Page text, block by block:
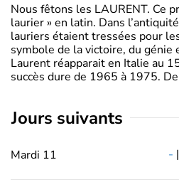
Nous fêtons les LAURENT. Ce
laurier » en latin. Dans
lauriers étaient tressées pour
symbole de la victoire, du génie
Laurent réapparait en Italie au
succès dure de 1965 à 1975.
jours suivants
Mardi 11 - |